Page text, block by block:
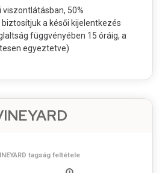
viszontlátásban, 50%
a késői kijelentkezés
függvényében 15 óráig, a
egyeztetve)
tagság feltétele